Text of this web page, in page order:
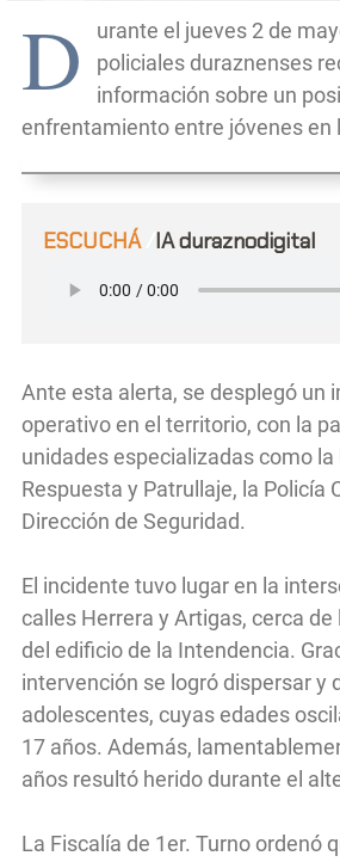
D
urante el jueves 2 de
policiales duraznenses
información sobre un
enfrentamiento entre jóvenes en
ESCUCHÁ IA duraznodigital
Ante esta alerta, se desplegó un
operativo en el territorio, con la
unidades especializadas como la
Respuesta y Patrullaje, la Policía
Dirección de Seguridad.
El incidente tuvo lugar en la
calles Herrera y Artigas, cerca de
del edificio de la Intendencia.
intervención se logró dispersar y
adolescentes, cuyas edades
17 años. Además,
años resultó herido durante el
La Fiscalía de 1er. Turno ordenó